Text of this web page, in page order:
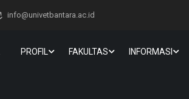
info@univetbantara.ac.id
PROFIL FAKULTAS INFORMASI